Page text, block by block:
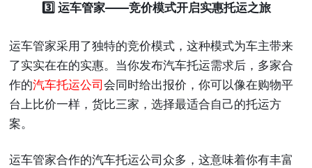
3️⃣ 运车管家——竞价模式开启实惠托运之旅
运车管家采用了独特的竞价模式，这种模式为车主带来
了实实在在的实惠。当你发布汽车托运需求后，多家合
作的汽车托运公司会同时给出报价，你可以像在购物平
台上比价一样，货比三家，选择最适合自己的托运方
案。
运车管家合作的汽车托运公司众多，这意味着你有丰富